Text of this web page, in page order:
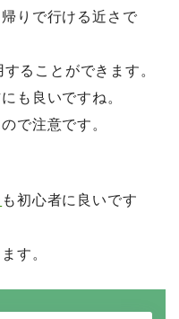
りで行ける近さで
ることができます。
も良いですね。
で注意です。
も初心者に良いです
す。